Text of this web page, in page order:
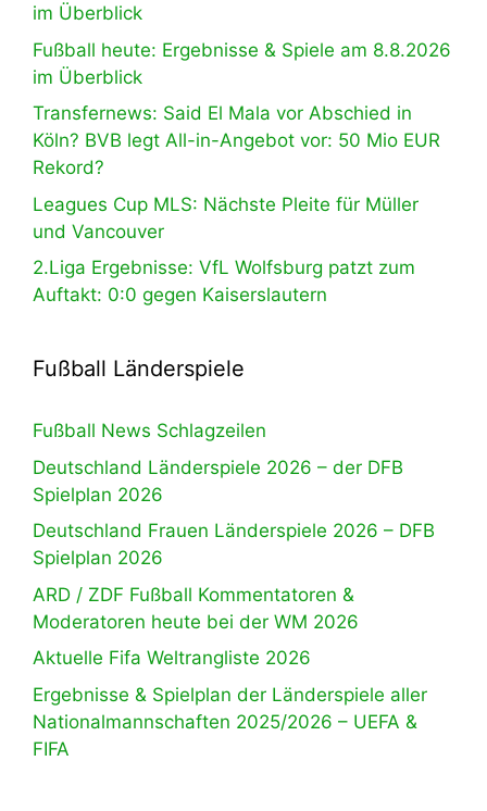
im Überblick
Fußball heute: Ergebnisse & Spiele am 8.8.2026
im Überblick
Transfernews: Said El Mala vor Abschied in
Köln? BVB legt All-in-Angebot vor: 50 Mio EUR
Rekord?
Leagues Cup MLS: Nächste Pleite für Müller
und Vancouver
2.Liga Ergebnisse: VfL Wolfsburg patzt zum
Auftakt: 0:0 gegen Kaiserslautern
Fußball Länderspiele
Fußball News Schlagzeilen
Deutschland Länderspiele 2026 – der DFB
Spielplan 2026
Deutschland Frauen Länderspiele 2026 – DFB
Spielplan 2026
ARD / ZDF Fußball Kommentatoren &
Moderatoren heute bei der WM 2026
Aktuelle Fifa Weltrangliste 2026
Ergebnisse & Spielplan der Länderspiele aller
Nationalmannschaften 2025/2026 – UEFA &
FIFA